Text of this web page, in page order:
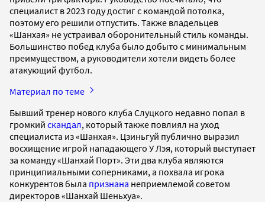
специалист в 2023 году достиг с командой потолка,
поэтому его решили отпустить. Также владельцев
«Шанхая» не устраивал оборонительный стиль команды.
Большинство побед клуба было добыто с минимальным
преимуществом, а руководители хотели видеть более
атакующий футбол.
Материал по теме
Бывший тренер нового клуба Слуцкого недавно попал в
громкий скандал, который также повлиял на уход
специалиста из «Шанхая». Цзиньгуй публично выразил
восхищение игрой нападающего У Лэя, который выступает
за команду «Шанхай Порт». Эти два клуба являются
принципиальными соперниками, а похвала игрока
конкурентов была признана неприемлемой советом
директоров «Шанхай Шеньхуа».